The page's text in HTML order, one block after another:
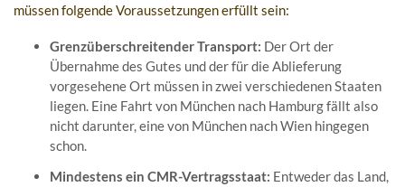
müssen folgende Voraussetzungen erfüllt sein:
Grenzüberschreitender Transport: Der Ort der
Übernahme des Gutes und der für die Ablieferung
vorgesehene Ort müssen in zwei verschiedenen Staaten
liegen. Eine Fahrt von München nach Hamburg fällt also
nicht darunter, eine von München nach Wien hingegen
schon.
Mindestens ein CMR-Vertragsstaat: Entweder das Land,